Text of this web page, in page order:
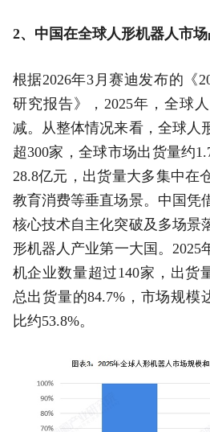
2、中国在全球人形机器人市
根据2026年3月赛迪发布的《
研究报告》，2025年，全球
减。从整体情况来看，全球人
超300家，全球市场出货量约
28.8亿元，出货量大多集中在
教育消费等垂直场景。中国凭
核心技术自主化突破及多场景
形机器人产业第一大国。2025
机企业数量超过140家，出货
总出货量的84.7%，市场规模
比约53.8%。